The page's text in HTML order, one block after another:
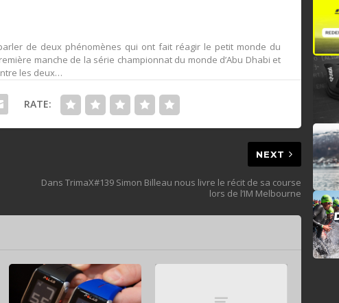
de deux phénomènes qui ont fait réagir le petit monde du
manche de la série championnat du monde d’Abu Dhabi et
les deux…
RATE:
NEXT
Dans TrimaX#139 Simon Billeau nous livre le récit de sa course
lors de l’IM Melbourne